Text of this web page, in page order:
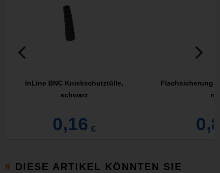
InLine BNC Knickschutztülle,
schwarz
0,16 €
DIESE ARTIKEL KÖNNTEN SIE